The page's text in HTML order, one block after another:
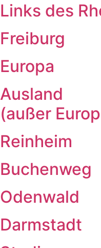
Links des
Freiburg
Europa
Ausland
(außer
Reinheim
Buchenweg
Odenwald
Darmstadt